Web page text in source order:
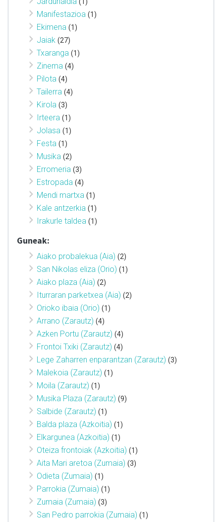
Manifestazioa (1)
Ekimena (1)
Jaiak (27)
Txaranga (1)
Zinema (4)
Pilota (4)
Tailerra (4)
Kirola (3)
Irteera (1)
Jolasa (1)
Festa (1)
Musika (2)
Erromeria (3)
Estropada (4)
Mendi martxa (1)
Kale antzerkia (1)
Irakurle taldea (1)
Guneak:
Aiako probalekua (Aia) (2)
San Nikolas eliza (Orio) (1)
Aiako plaza (Aia) (2)
Iturraran parketxea (Aia) (2)
Orioko ibaia (Orio) (1)
Arrano (Zarautz) (4)
Azken Portu (Zarautz) (4)
Frontoi Txiki (Zarautz) (4)
Lege Zaharren enparantzan (Zarautz) (3)
Malekoia (Zarautz) (1)
Moila (Zarautz) (1)
Musika Plaza (Zarautz) (9)
Salbide (Zarautz) (1)
Balda plaza (Azkoitia) (1)
Elkargunea (Azkoitia) (1)
Oteiza frontoiak (Azkoitia) (1)
Aita Mari aretoa (Zumaia) (3)
Odieta (Zumaia) (1)
Parrokia (Zumaia) (1)
Zumaia (Zumaia) (3)
San Pedro parrokia (Zumaia) (1)